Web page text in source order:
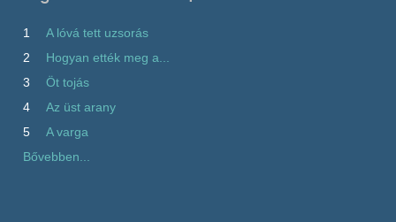
1
A lóvá tett uzsorás
2
Hogyan ették meg a...
3
Öt tojás
4
Az üst arany
5
A varga
Bővebben...